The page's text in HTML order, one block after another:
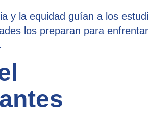
y la equidad guían a los
los preparan para enfrentar